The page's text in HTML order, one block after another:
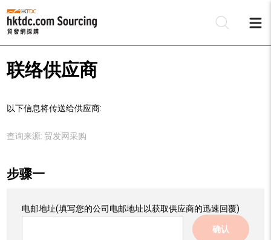
联络供应商
以下信息将传送给供应商:
查询来源: 贸发网采购
步骤一
电邮地址(填写您的公司电邮地址以获取供应商的迅速回覆)
确认